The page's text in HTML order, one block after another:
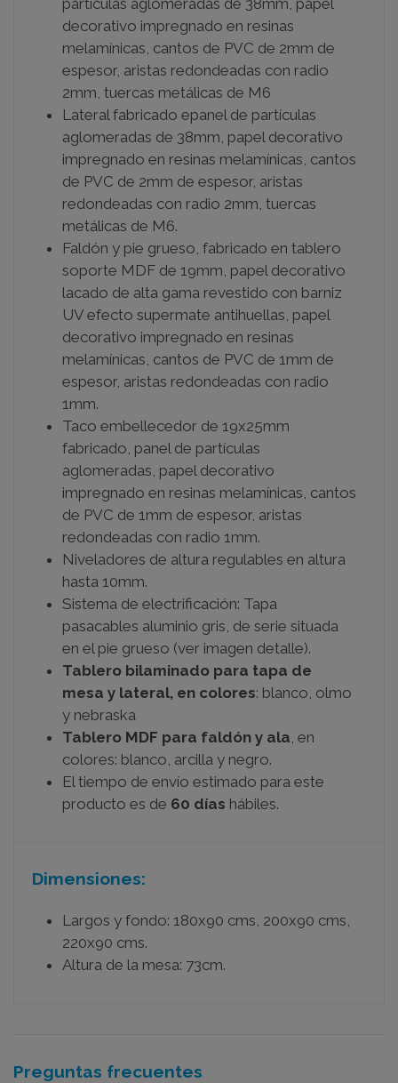
partículas aglomeradas de 38mm, papel
decorativo impregnado en resinas
melamínicas, cantos de PVC de 2mm de
espesor, aristas redondeadas con radio
2mm, tuercas metálicas de M6
Lateral fabricado epanel de partículas
aglomeradas de 38mm, papel decorativo
impregnado en resinas melamínicas, cantos
de PVC de 2mm de espesor, aristas
redondeadas con radio 2mm, tuercas
metálicas de M6.
Faldón y pie grueso, fabricado en tablero
soporte MDF de 19mm, papel decorativo
lacado de alta gama revestido con barniz
UV efecto supermate antihuellas, papel
decorativo impregnado en resinas
melamínicas, cantos de PVC de 1mm de
espesor, aristas redondeadas con radio
1mm.
Taco embellecedor de 19x25mm
fabricado, panel de partículas
aglomeradas, papel decorativo
impregnado en resinas melamínicas, cantos
de PVC de 1mm de espesor, aristas
redondeadas con radio 1mm.
Niveladores de altura regulables en altura
hasta 10mm.
Sistema de electrificación: Tapa
pasacables aluminio gris, de serie situada
en el pie grueso (ver imagen detalle).
Tablero bilaminado para tapa de
mesa y lateral, en colores: blanco, olmo
y nebraska
Tablero MDF para faldón y ala, en
colores: blanco, arcilla y negro.
El tiempo de envío estimado para este
producto es de 60 días hábiles.
Dimensiones:
Largos y fondo: 180x90 cms, 200x90 cms,
220x90 cms.
Altura de la mesa: 73cm.
Preguntas frecuentes